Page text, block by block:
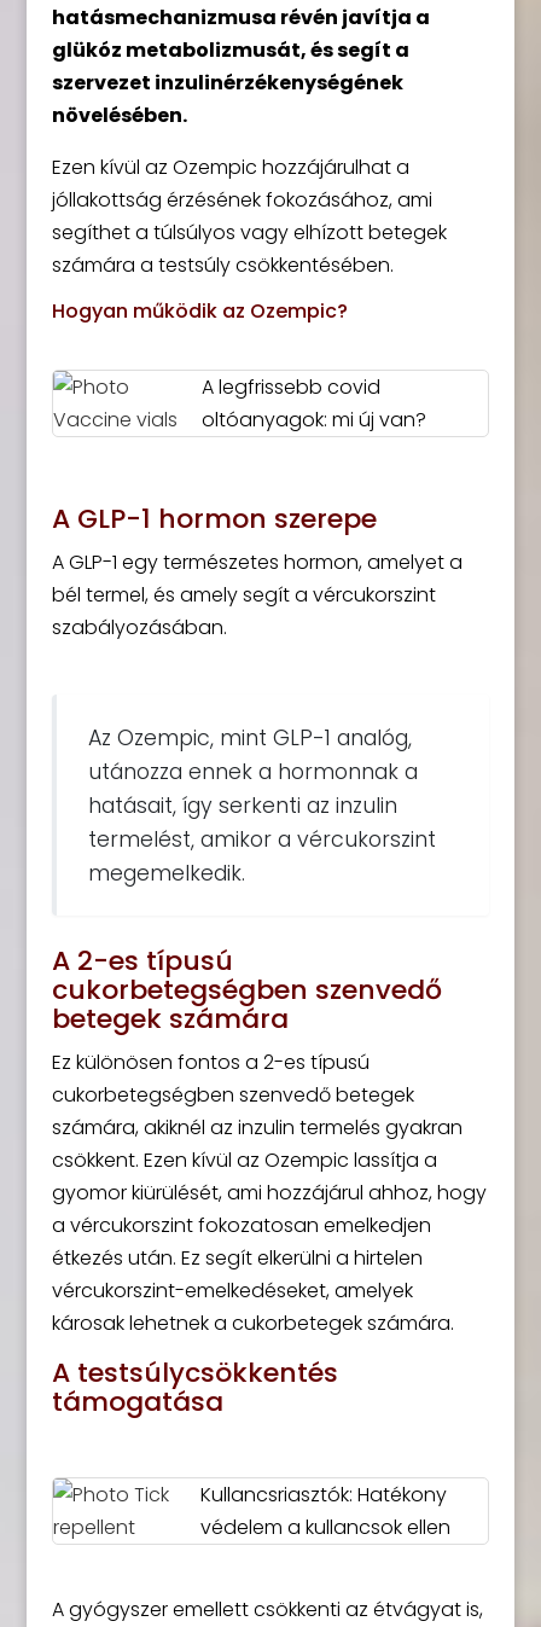
hatásmechanizmusa révén javítja a
glükóz metabolizmusát, és segít a
szervezet inzulinérzékenységének
növelésében.
Ezen kívül az Ozempic hozzájárulhat a
jóllakottság érzésének fokozásához, ami
segíthet a túlsúlyos vagy elhízott betegek
számára a testsúly csökkentésében.
Hogyan működik az Ozempic?
A legfrissebb covid
oltóanyagok: mi új van?
A GLP-1 hormon szerepe
A GLP-1 egy természetes hormon, amelyet a
bél termel, és amely segít a vércukorszint
szabályozásában.
Az Ozempic, mint GLP-1 analóg,
utánozza ennek a hormonnak a
hatásait, így serkenti az inzulin
termelést, amikor a vércukorszint
megemelkedik.
A 2-es típusú
cukorbetegségben szenvedő
betegek számára
Ez különösen fontos a 2-es típusú
cukorbetegségben szenvedő betegek
számára, akiknél az inzulin termelés gyakran
csökkent. Ezen kívül az Ozempic lassítja a
gyomor kiürülését, ami hozzájárul ahhoz, hogy
a vércukorszint fokozatosan emelkedjen
étkezés után. Ez segít elkerülni a hirtelen
vércukorszint-emelkedéseket, amelyek
károsak lehetnek a cukorbetegek számára.
A testsúlycsökkentés
támogatása
Kullancsriasztók: Hatékony
védelem a kullancsok ellen
A gyógyszer emellett csökkenti az étvágyat is,